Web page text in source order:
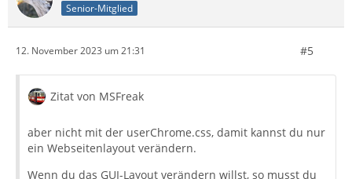
Senior-Mitglied
12. November 2023 um 21:31 #5
Zitat von MSFreak
aber nicht mit der userChrome.css, damit kannst du nur
ein Webseitenlayout verändern.
Wenn du das GUI-Layout verändern willst, so musst du